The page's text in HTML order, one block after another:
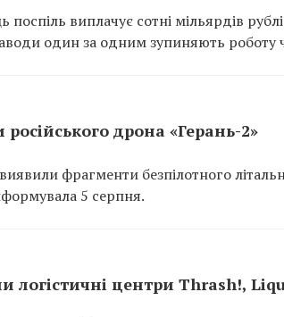
поспіль виплачує сотні мільярдів
один за одним зупиняють роботу
дрона «Герань-2»
фрагменти безпілотного
5 серпня.
логістичні центри Thrash!,